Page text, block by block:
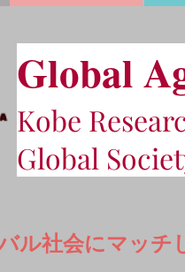
Global
Kobe
Global
ル社会にマッチ